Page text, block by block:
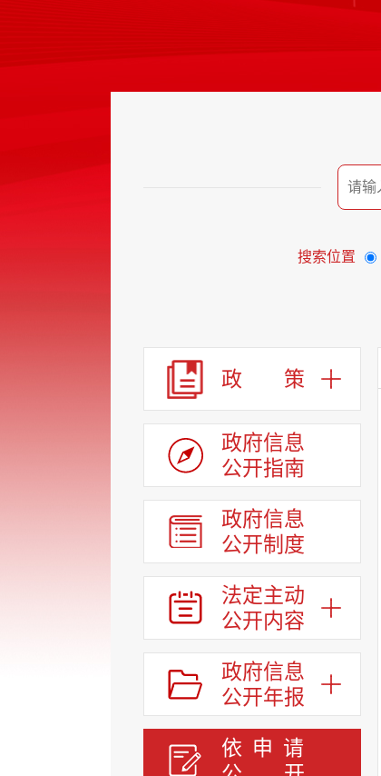
搜索位置
政 策
政府信息
公开指南
政府信息
公开制度
法定主动
公开内容
政府信息
公开年报
依申请